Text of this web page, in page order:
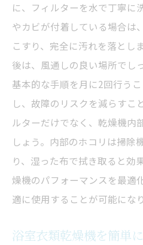
に、フィルターを水で丁寧に
やカビが付着している場合は
こすり、完全に汚れを落とし
後は、風通しの良い場所でし
基本的な手順を月に2回行う
し、故障のリスクを減らすこ
ルターだけでなく、乾燥機内
しょう。内部のホコリは掃除
り、湿った布で拭き取ると効
燥機のパフォーマンスを最適
適に使用することが可能になり
浴室衣類乾燥機を簡単